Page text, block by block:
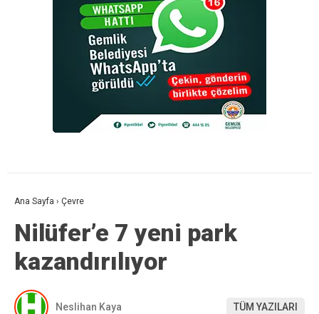
Ana Sayfa › Çevre
Nilüfer’e 7 yeni park
kazandırılıyor
Neslihan Kaya TÜM YAZILARI